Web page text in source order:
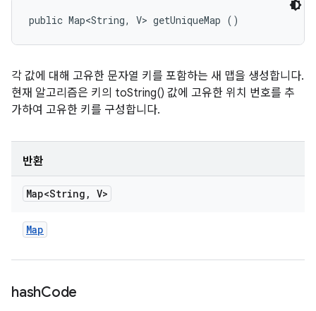
public Map<String, V> getUniqueMap ()
각 값에 대해 고유한 문자열 키를 포함하는 새 맵을 생성합니다.
현재 알고리즘은 키의 toString() 값에 고유한 위치 번호를 추
가하여 고유한 키를 구성합니다.
반환
Map<String , V>
Map
hashCode